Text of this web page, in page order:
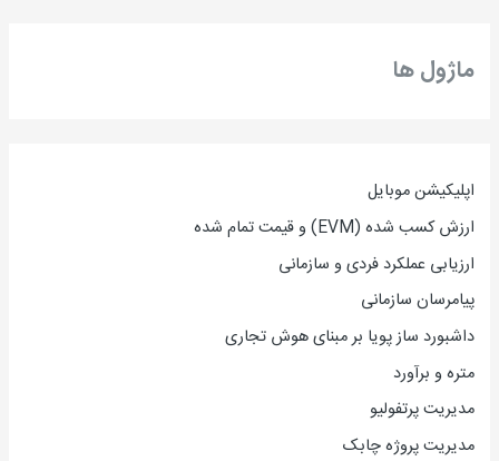
ماژول ها
اپلیکیشن موبایل
ارزش کسب شده (EVM) و قیمت تمام شده
ارزیابی عملکرد فردی و سازمانی
پیامرسان سازمانی
داشبورد ساز پویا بر مبنای هوش تجاری
متره و برآورد
مدیریت پرتفولیو
مدیریت پروژه چابک